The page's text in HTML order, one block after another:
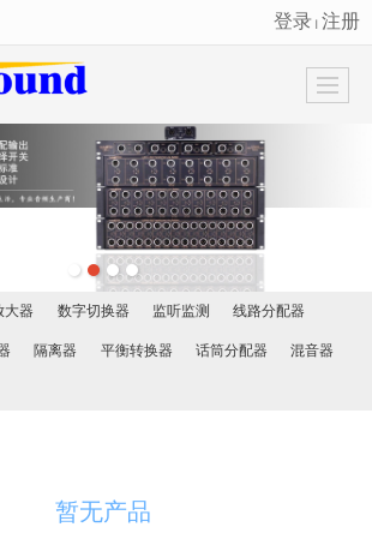
很遗憾，因您的浏览器版本过低导致无法获得最佳浏览体验，推荐下载安装谷歌浏览器！
登录 丨 注册
大器 数字切换器 监听监测
线路分配器
隔离器 平衡转换器 话筒分配器
混音器
暂无产品